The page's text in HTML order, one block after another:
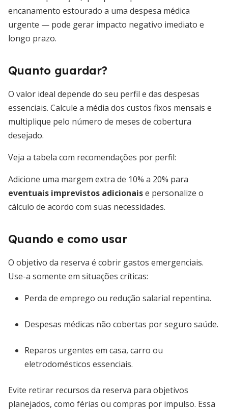
encanamento estourado a uma despesa médica
urgente — pode gerar impacto negativo imediato e
longo prazo.
Quanto guardar?
O valor ideal depende do seu perfil e das despesas
essenciais. Calcule a média dos custos fixos mensais e
multiplique pelo número de meses de cobertura
desejado.
Veja a tabela com recomendações por perfil:
Adicione uma margem extra de 10% a 20% para
eventuais imprevistos adicionaise personalize o
cálculo de acordo com suas necessidades.
Quando e como usar
O objetivo da reserva é cobrir gastos emergenciais.
Use-a somente em situações críticas:
Perda de emprego ou redução salarial repentina.
Despesas médicas não cobertas por seguro saúde.
Reparos urgentes em casa, carro ou
eletrodomésticos essenciais.
Evite retirar recursos da reserva para objetivos
planejados, como férias ou compras por impulso. Essa